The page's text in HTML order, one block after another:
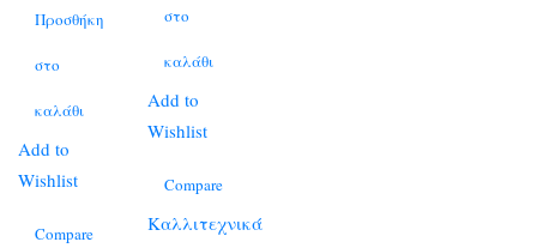
Προσθήκη
στο
καλάθι
Add to
Wishlist
Compare
στο
καλάθι
Add to
Wishlist
Compare
Καλλιτεχνικά